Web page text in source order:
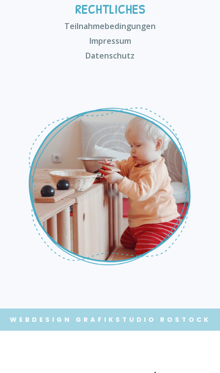
RECHTLICHES
Teilnahmebedingungen
Impressum
Datenschutz
WEBDESIGN GRAFIKSTUDIO ROSTOCK